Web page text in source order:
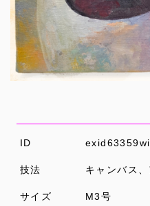
ID
技法 キャンバス
サイズ M3号